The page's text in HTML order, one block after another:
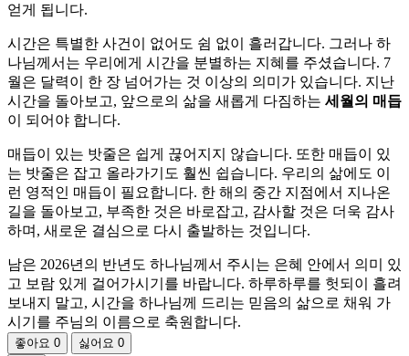
얻게 됩니다.
시간은 특별한 사건이 없어도 쉼 없이 흘러갑니다. 그러나 하
나님께서는 우리에게 시간을 분별하는 지혜를 주셨습니다. 7
월은 달력이 한 장 넘어가는 것 이상의 의미가 있습니다. 지난
시간을 돌아보고, 앞으로의 삶을 새롭게 다짐하는 세월의 매듭
이 되어야 합니다.
매듭이 있는 밧줄은 쉽게 끊어지지 않습니다. 또한 매듭이 있
는 밧줄은 잡고 올라가기도 훨씬 쉽습니다. 우리의 삶에도 이
런 영적인 매듭이 필요합니다. 한 해의 중간 지점에서 지나온
길을 돌아보고, 부족한 것은 바로잡고, 감사할 것은 더욱 감사
하며, 새로운 결심으로 다시 출발하는 것입니다.
남은 2026년의 반년도 하나님께서 주시는 은혜 안에서 의미 있
고 보람 있게 걸어가시기를 바랍니다. 하루하루를 헛되이 흘려
보내지 말고, 시간을 하나님께 드리는 믿음의 삶으로 채워 가
시기를 주님의 이름으로 축원합니다.
좋아요 0 싫어요 0